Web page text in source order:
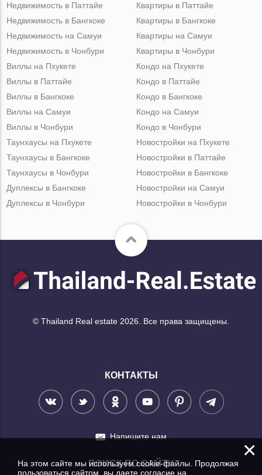
Недвижимость в Паттайе
Недвижимость в Бангкоке
Недвижимость на Самуи
Недвижимость в Чонбури
Квартиры в Паттайе
Квартиры в Бангкоке
Квартиры на Самуи
Квартиры в Чонбури
Виллы на Пхукете
Виллы в Паттайе
Виллы в Бангкоке
Виллы на Самуи
Виллы в Чонбури
Кондо на Пхукете
Кондо в Паттайе
Кондо в Бангкоке
Кондо на Самуи
Кондо в Чонбури
Таунхаусы на Пхукете
Таунхаусы в Бангкоке
Таунхаусы в Чонбури
Дуплексы в Бангкоке
Дуплексы в Чонбури
Новостройки на Пхукете
Новостройки в Паттайе
Новостройки в Бангкоке
Новостройки на Самуи
Новостройки в Чонбури
© Thailand Real estate 2026. Все права защищены.
КОНТАКТЫ
Напишите нам
ПОИСК ПО САЙТУ
×
На этом сайте мы используем cookie-файлы. Продолжая
пользоваться сайтом, вы даете согласие на